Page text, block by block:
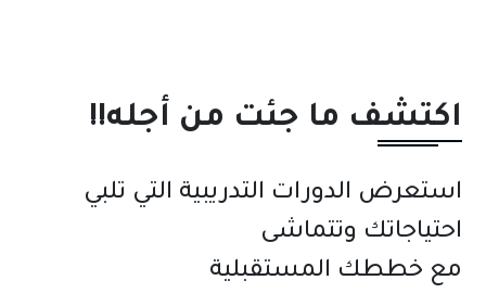
برامج ودورات الإدارة الإلكترونية
والتحول الرقمي
اكتشف ما جئت من أجله!!
استعرض الدورات التدريبية التي تلبي
احتياجاتك وتتماشى
مع خططك المستقبلية